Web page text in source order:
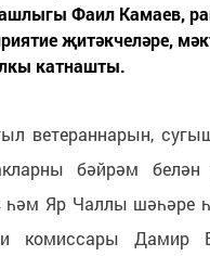
Фаил Камаев,
җитәкчеләре,
катнашты.
ветераннарын,
бәйрәм
Яр Чаллы шәһәре
комиссары Дамир